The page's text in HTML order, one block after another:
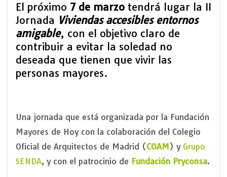
El próximo 7 de marzo tendrá lugar la II
Jornada Viviendas accesibles entornos
amigable, con el objetivo claro de
contribuir a evitar la soledad no
deseada que tienen que vivir las
personas mayores.
Una jornada que está organizada por la Fundación
Mayores de Hoy con la colaboración del Colegio
Oficial de Arquitectos de Madrid (COAM) y Grupo
SENDA, y con el patrocinio de Fundación Pryconsa.